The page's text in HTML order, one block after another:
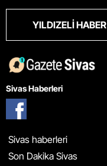
YILDIZELI HABER
Sivas Haberleri
Sivas haberleri
Son Dakika Sivas